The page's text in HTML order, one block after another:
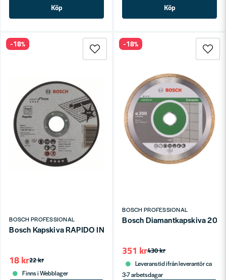
Köp Köp
BOSCH PROFESSIONAL
Bosch Kapskiva RAPIDO INOX 125x1x22,2mm för Rostfritt
22 kr
18 kr
Finns i Webblager
-18%
BOSCH PROFESSIONAL
Bosch Diamantkapskiva
430 kr
351 kr
Leveranstid ifrån leverantör ca
3-7 arbetsdagar
-18%